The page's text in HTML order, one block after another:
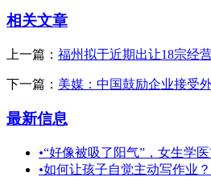
相关文章
上一篇： 福州拟于近期出让18宗经
下一篇： 美媒：中国鼓励企业接受
最新信息
•“好像被吸了阳气”，女生学
•如何让孩子自觉主动写作业